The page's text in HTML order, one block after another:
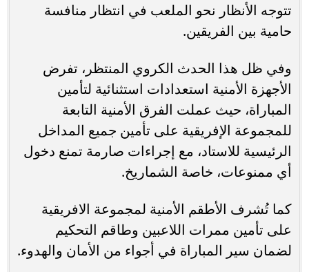
تتوجه الأنظار نحو الملعب في انتظار منافسة
حامية بين الفريقين.
وفي ظل هذا الحدث الكروي المنتظر، تفرض
الأجهزة الأمنية استعدادات استثنائية لتأمين
المباراة، حيث عملت الفرق الأمنية التابعة
للمجموعة الإفريقية على تأمين جميع المداخل
الرئيسية للاستاد، مع إجراءات صارمة تمنع دخول
أي ممنوعات، خاصة الشماريخ.
كما تُشرف الأطقم الأمنية لمجموعة الافريقية
على تأمين ممرات اللاعبين وطاقم التحكيم
لضمان سير المباراة في أجواء من الأمان والهدوء.